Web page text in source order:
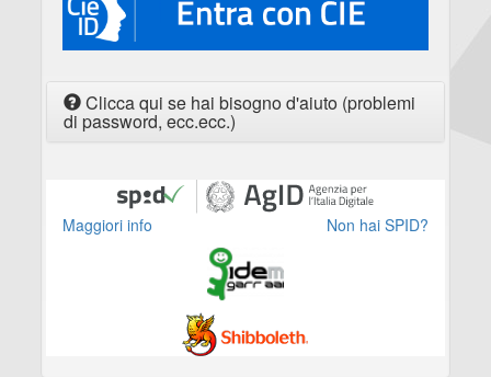
Clicca qui se hai bisogno d'aiuto (problemi
di password, ecc.ecc.)
Maggiori info Non hai SPID?